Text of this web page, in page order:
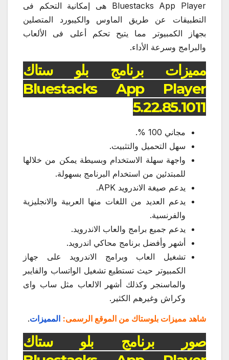
Bluestacks App Player هى إمكانية التحكم فى
التطبيقات عن طريق الماوس والكيبورد المتصلين
بجهاز الكمبيوتر مما يتيح تحكم أعلى فى الألعاب
والبرامج وسرعة الأداء.
مميزات برنامج بلو ستاك
Bluestacks App Player
5.22.85.1011
مجاني 100 %.
سهل التحميل والتثبيت.
واجهة سهلة الاستخدام وبسيطة يمكن من خلالها
للمبتدئين من استخدام البرنامج بسهولة.
يدعم صيغة الاندرويد APK.
يدعم العديد من اللغات منها العربية والانجليزية
والفرنسية.
يدعم جميع برامج والعاب الاندرويد.
أشهر وأفضل برنامج محاكي اندرويد.
تشغيل العاب وبرامج الاندرويد على جهاز
الكمبيوتر حيث تستطيع تشغيل الواتساب والفايبر
والماسنجر وكذلك أشهر الالعاب مثل ساب واى
وكراش وغيرهم الكثير.
شاهد مميزات بلوستاك من الموقع الرسمى: المميزات.
صور برنامج بلو ستاك